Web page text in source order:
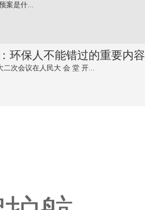
案是什...
环保人不能错过的重要内容
二次会议在人民大 会 堂 开...